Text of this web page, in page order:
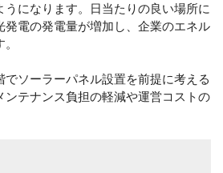
うになります。日当たりの良い場所に
発電の発電量が増加し、企業のエネル
でソーラーパネル設置を前提に考える
ンテナンス負担の軽減や運営コストの